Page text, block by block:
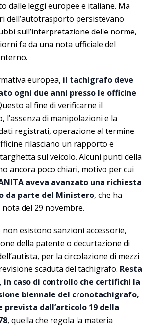
dalle leggi europee e italiane. Ma
dell’autotrasporto persistevano
sull’interpretazione delle norme,
fa da una nota ufficiale del
europea, il tachigrafo deve
ogni due anni presso le officine
al fine di verificarne il
l’assenza di manipolazioni e la
registrati, operazione al termine
rilasciano un rapporto e
sul veicolo. Alcuni punti della
ancora poco chiari, motivo per cui
aveva avanzato una richiesta
da parte del Ministero, che ha
del 29 novembre.
non esistono sanzioni accessorie,
della patente o decurtazione di
per la circolazione di mezzi
scaduta del tachigrafo. Resta
in caso di controllo che certifichi la
biennale del cronotachigrafo,
prevista dall’articolo 19 della
, quella che regola la materia